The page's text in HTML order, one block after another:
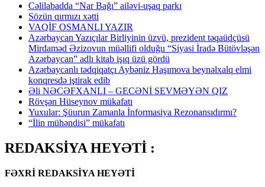
Cəlilabadda “Nar Bağı” ailəvi-uşaq parkı
Sözün qırmızı xətti
VAQİF OSMANLI YAZIR
Azərbaycan Yazıçılar Birliyinin üzvü, prezident təqaüdçüsü
Mirdaməd Əzizovun müəllifi olduğu “Siyasi İradə Bütövləşən
Azərbaycan” adlı kitab işıq üzü gördü
Azərbaycanlı tədqiqatçı Aybəniz Haşımova beynəlxalq elmi
konqresdə iştirak edib
Əli NƏCƏFXANLI – GECƏNİ SEVMƏYƏN QIZ
Rövşən Hüseynov mükafatı
Yuxular: Şüurun Zamanla İnformasiya Rezonansıdırmı?
“İlin mühəndisi” mükafatı
REDAKSİYA HEYƏTİ :
FƏXRİ REDAKSİYA HEYƏTİ